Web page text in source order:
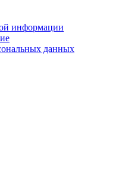
информации
данных